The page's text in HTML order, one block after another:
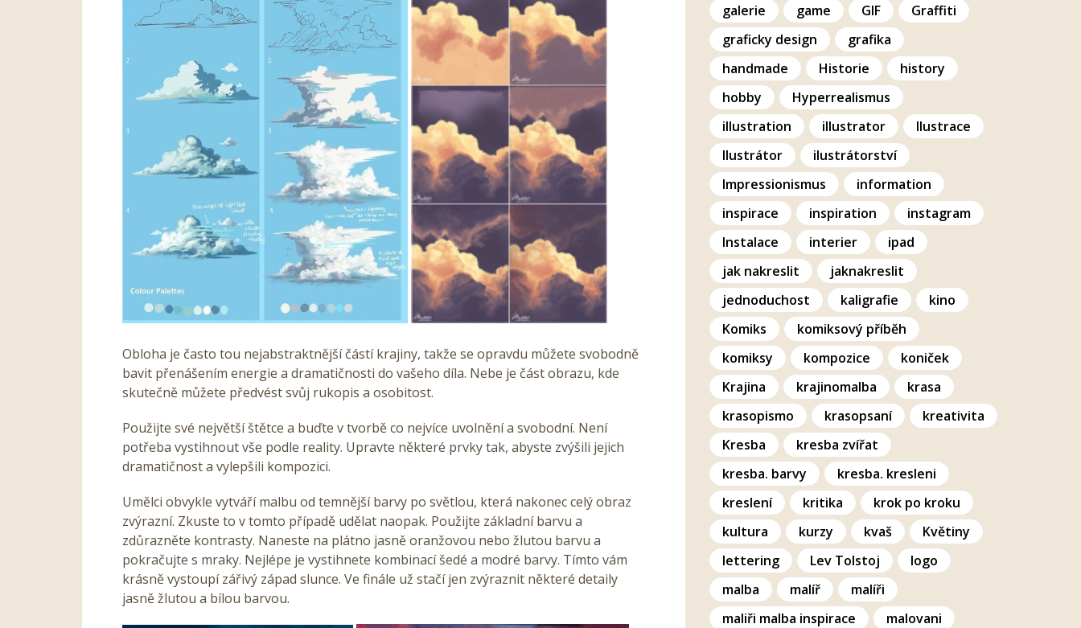
Obloha je často tou nejabstraktnější částí krajiny, takže se opravdu můžete svobodně
bavit přenášením energie a dramatičnosti do vašeho díla. Nebe je část obrazu, kde
skutečně můžete předvést svůj rukopis a osobitost.
Použijte své největší štětce a buďte v tvorbě co nejvíce uvolnění a svobodní. Není
potřeba vystihnout vše podle reality. Upravte některé prvky tak, abyste zvýšili jejich
dramatičnost a vylepšili kompozici.
Umělci obvykle vytváří malbu od temnější barvy po světlou, která nakonec celý obraz
zvýrazní. Zkuste to v tomto případě udělat naopak. Použijte základní barvu a
zdůrazněte kontrasty. Naneste na plátno jasně oranžovou nebo žlutou barvu a
pokračujte s mraky. Nejlépe je vystihnete kombinací šedé a modré barvy. Tímto vám
krásně vystoupí zářivý západ slunce. Ve finále už stačí jen zvýraznit některé detaily
jasně žlutou a bílou barvou.
galerie
game GIF
Graffiti
graficky design
grafika
handmade
Historie
history
hobby
Hyperrealismus
illustration
illustrator
Ilustrace
Ilustrátor
ilustrátorství
Impressionismus
information
inspirace
inspiration
instagram
Instalace
interier
ipad
jak nakreslit
jaknakreslit
jednoduchost
kaligrafie
kino
Komiks
komiksový příběh
komiksy
kompozice
koniček
Krajina
krajinomalba
krasa
krasopismo
krasopsaní
kreativita
Kresba
kresba zvířat
kresba. barvy
kresba. kresleni
kreslení
kritika
krok po kroku
kultura
kurzy kvaš
Květiny
lettering
Lev Tolstoj
logo
malba
malíř
malíři
maliři malba inspirace
malovani